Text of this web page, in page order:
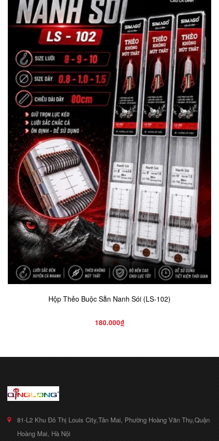
Hộp Thẻo Buộc Sẵn Nanh Sói (LS-102)
180.000₫
81-L2 Khu Đô Thị Louis City,Tân Mai, Phường Hoàng Văn Thụ,Quận
Hoàng Mai, Hà Nội